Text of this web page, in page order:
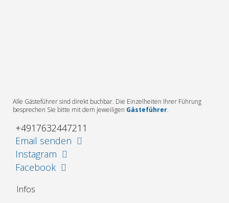
Alle Gästeführer sind direkt buchbar. Die Einzelheiten Ihrer Führung
besprechen Sie bitte mit dem jeweiligen Gästeführer.
+4917632447211
Email senden
Instagram
Facebook
Infos